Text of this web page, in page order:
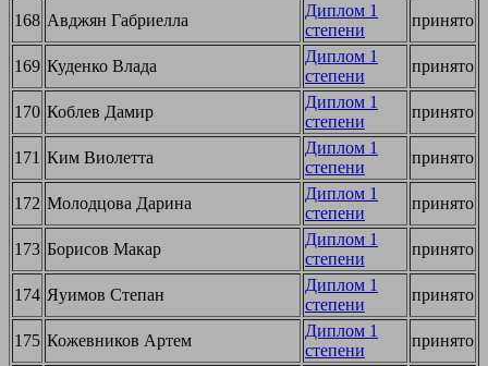
168 Авджян Габриелла
Диплом 1
степени
принято
169 Куденко Влада
Диплом 1
степени
принято
170 Коблев Дамир
Диплом 1
степени
принято
171 Ким Виолетта
Диплом 1
степени
принято
172 Молодцова Дарина
Диплом 1
степени
принято
173 Борисов Макар
Диплом 1
степени
принято
174 Яуимов Степан
Диплом 1
степени
принято
175 Кожевников Артем
Диплом 1
степени
принято